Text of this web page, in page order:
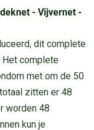
- Vijvernet -
dit complete
Het complete
met om de 50
zitten er 48
worden 48
kun je